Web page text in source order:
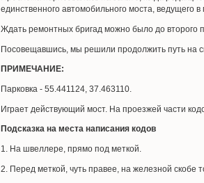
единственного автомобильного моста, ведущего в
Ждать ремонтных бригад можно было до второго
Посовещавшись, мы решили продолжить путь на
ПРИМЕЧАНИЕ:
Парковка - 55.441124, 37.463110.
Играет действующий мост. На проезжей части
Подсказка на места написания кодов
1. На швеллере, прямо под меткой.
2. Перед меткой, чуть правее, на железной скобе